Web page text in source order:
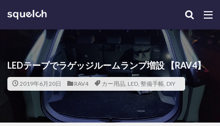
LEDテープでラゲッジルームランプ増設 【RAV4】
2019年6月20日 RAV4 カー用品, LED, 整備手帳, DIY